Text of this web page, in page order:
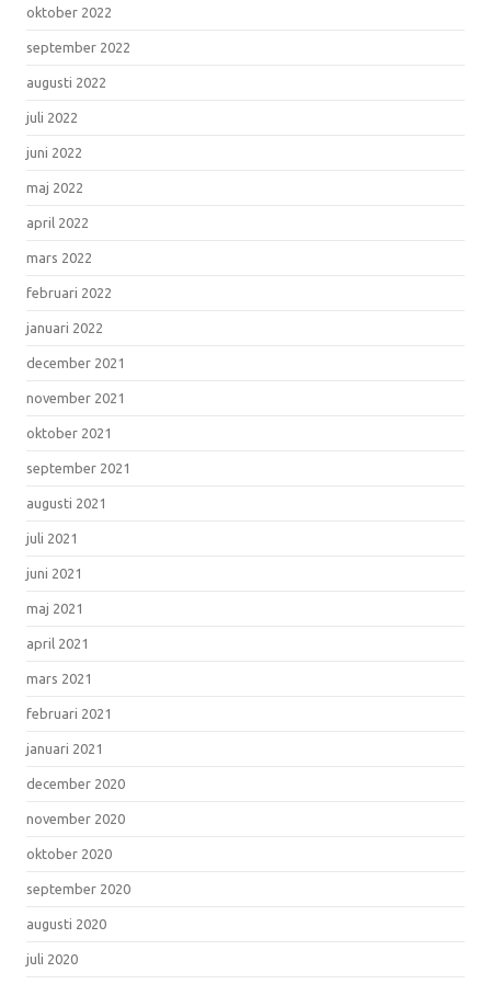
oktober 2022
september 2022
augusti 2022
juli 2022
juni 2022
maj 2022
april 2022
mars 2022
februari 2022
januari 2022
december 2021
november 2021
oktober 2021
september 2021
augusti 2021
juli 2021
juni 2021
maj 2021
april 2021
mars 2021
februari 2021
januari 2021
december 2020
november 2020
oktober 2020
september 2020
augusti 2020
juli 2020